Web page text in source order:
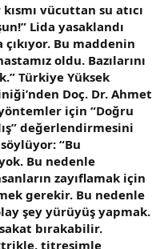
vücuttan su atıcı
Lida yasaklandı
Bu maddenin
oldu. Bazılarını
Türkiye Yüksek
Doç. Dr. Ahmet
için “Doğru
değerlendirmesini
“Bu
Bu nedenle
zayıflamak için
gerekir. Bu nedenle
şey yürüyüş yapmak.
bırakabilir.
titreşimle